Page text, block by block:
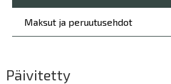
Maksut ja peruutusehdot
Päivitetty